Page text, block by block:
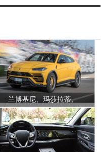
兰博基尼、玛莎拉蒂、